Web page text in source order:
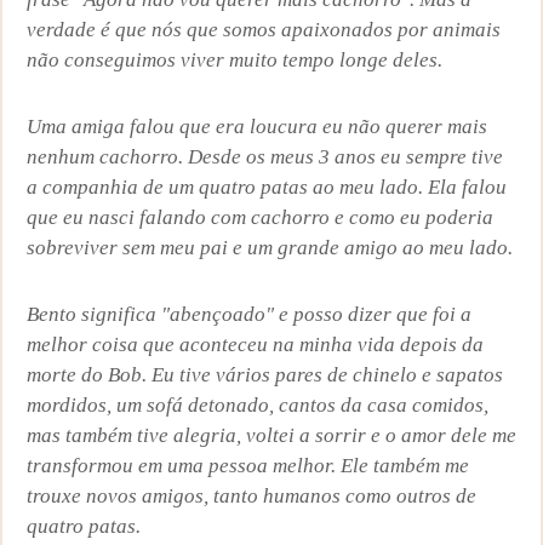
verdade é que nós que somos apaixonados por animais
não conseguimos viver muito tempo longe deles.
Uma amiga falou que era loucura eu não querer mais
nenhum cachorro. Desde os meus 3 anos eu sempre tive
a companhia de um quatro patas ao meu lado. Ela falou
que eu nasci falando com cachorro e como eu poderia
sobreviver sem meu pai e um grande amigo ao meu lado.
Bento significa "abençoado" e posso dizer que foi a
melhor coisa que aconteceu na minha vida depois da
morte do Bob. Eu tive vários pares de chinelo e sapatos
mordidos, um sofá detonado, cantos da casa comidos,
mas também tive alegria, voltei a sorrir e o amor dele me
transformou em uma pessoa melhor. Ele também me
trouxe novos amigos, tanto humanos como outros de
quatro patas.